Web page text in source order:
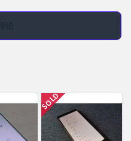
SOLD